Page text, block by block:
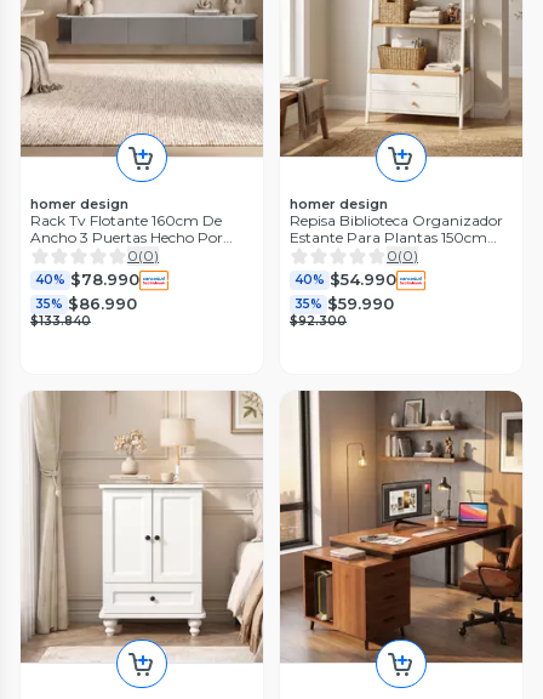
homer design
Rack Tv Flotante 160cm De
Ancho 3 Puertas Hecho Por
Melamina
0(0)
40% $78.990
35% $86.990
$133.840
homer design
Repisa Biblioteca Organizador
Estante Para Plantas 150cm
Blanco
0(0)
40% $54.990
35% $59.990
$92.300